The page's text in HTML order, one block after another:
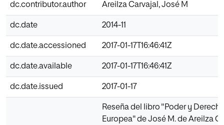
dc.contributor.author Areilza Carvajal, José M
dc.date 2014-11
dc.date.accessioned 2017-01-17T16:46:41Z
dc.date.available 2017-01-17T16:46:41Z
dc.date.issued 2017-01-17
Reseña del libro "Poder y
Europea" de José M. de Areilza